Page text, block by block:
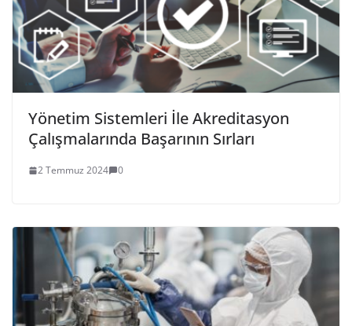
Yönetim Sistemleri İle Akreditasyon
Çalışmalarında Başarının Sırları
2 Temmuz 2024 0